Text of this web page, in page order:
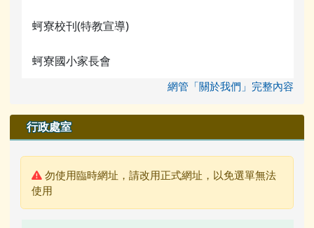
蚵寮校刊(特教宣導)
蚵寮國小家長會
網管「關於我們」完整內容
行政處室
警告:
勿使用臨時網址，請改用正式網址，以免選單無法
使用